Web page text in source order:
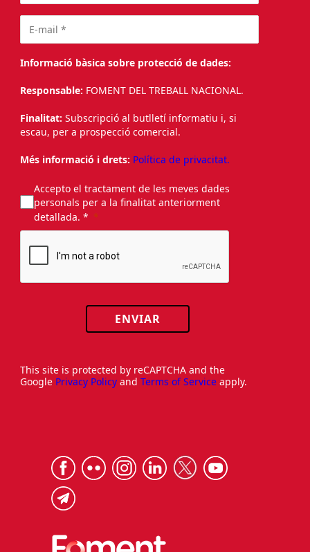
Informació bàsica sobre protecció de dades:
Responsable: FOMENT DEL TREBALL NACIONAL.
Finalitat: Subscripció al butlletí informatiu i, si
escau, per a prospecció comercial.
Més informació i drets: Política de privacitat.
Accepto el tractament de les meves dades
personals per a la finalitat anteriorment
detallada. *
ENVIAR
This site is protected by reCAPTCHA and the
Google Privacy Policy and Terms of Service apply.